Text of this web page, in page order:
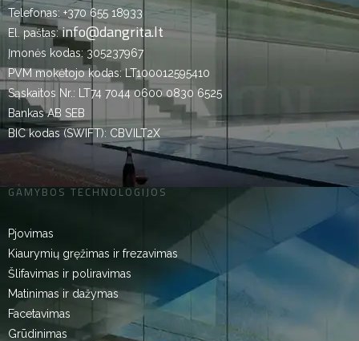
Telefonas: +370 655 18933
El. paštas:info@dangrita.lt
Įmonės kodas: 305237967
PVM mokėtojo kodas: LT100012595410
Sąskaitos Nr.: LT74 7044 0600 0830 6525
Bankas AB SEB
BIC kodas (SWIFT): CBVILT2X
GAMYBOS TECHNOLOGIJOS
Pjovimas
Kiaurymių gręžimas ir frezavimas
Šlifavimas ir poliravimas
Matinimas ir dažymas
Facetavimas
Grūdinimas